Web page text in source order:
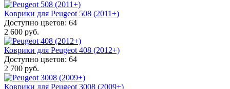
Коврики для Peugeot 508 (2011+)
Доступно цветов: 64
2 600 руб.
Коврики для Peugeot 408 (2012+)
Доступно цветов: 64
2 700 руб.
Коврики для Peugeot 3008 (2009+)